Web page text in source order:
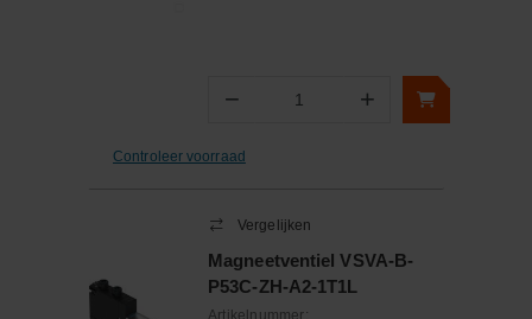
− Aantal +
Controleer voorraad
Vergelijken
Magneetventiel VSVA-B-
P53C-ZH-A2-1T1L
Artikelnummer: